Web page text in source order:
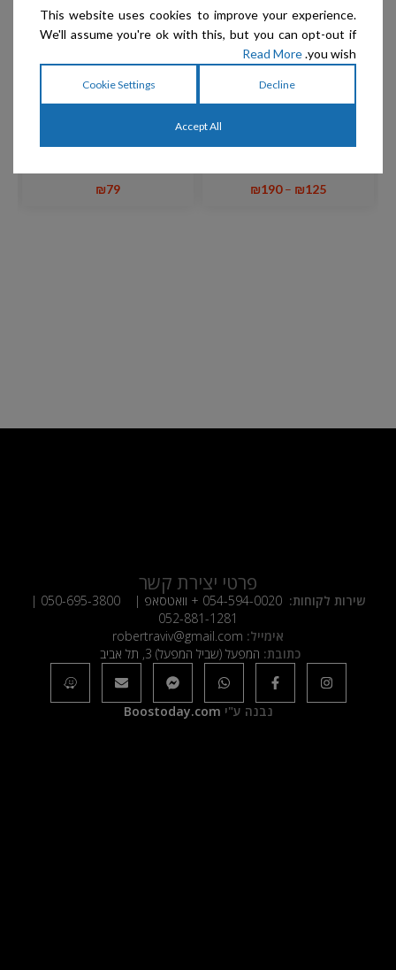
Show Tech – קולר חצי חנק
₪125
–
₪190
Show Tech – רצועת הולכה
Plaited Buffalo Leather
₪79
פרטי יצירת קשר
שירות לקוחות: 054-594-0020 + וואטסאפ | 050-695-3800
|
052-881-1281
אימייל: robertraviv@gmail.com
כתובת: המפעל (שביל המפעל) 3, תל אביב
נבנה ע"י Boostoday.com
This website uses cookies to improve your experience.
We'll assume you're ok with this, but you can opt-out if
you wish.
Read More
Decline
Cookie Settings
Accept All